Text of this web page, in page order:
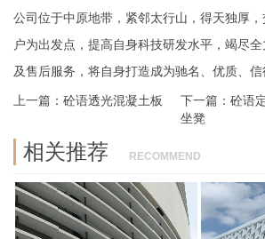
公司位于中原地带，紧邻太行山，得天独厚
户为出发点，提高自身科技研发水平，竭尽全
及售后服务，将自身打造成为驰名、优质、信
上一篇： 砼语透光混凝土板 下一篇：砼语
坐凳
相关推荐 RECOMMEND